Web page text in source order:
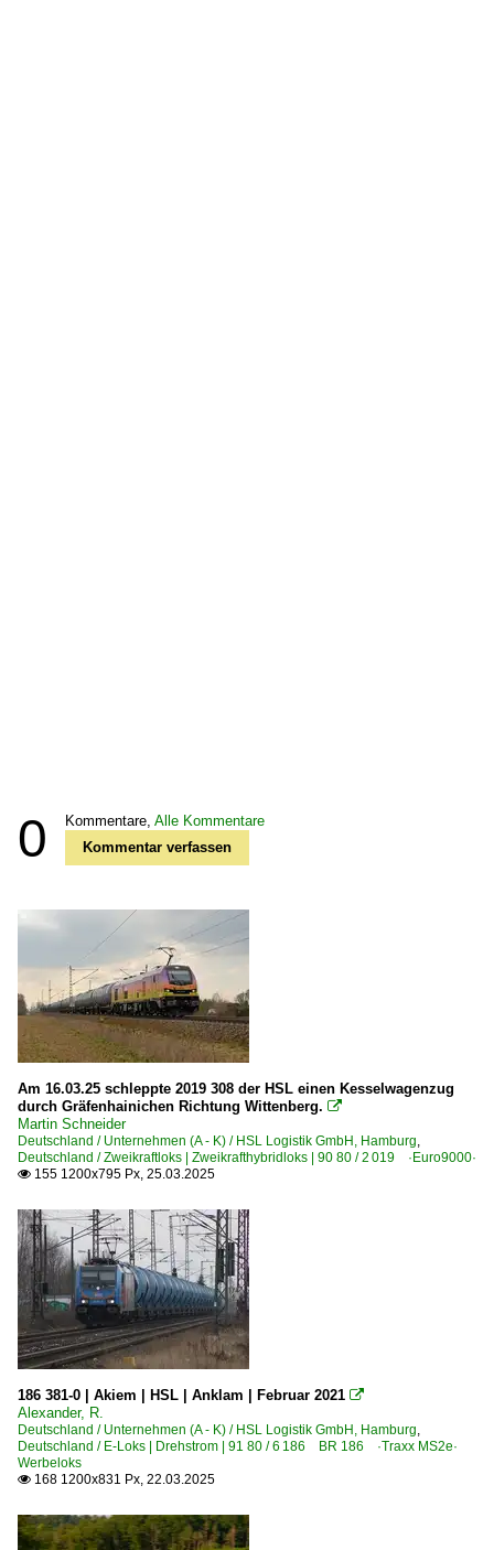
0 Kommentare, Alle Kommentare
Kommentar verfassen
Am 16.03.25 schleppte 2019 308 der HSL einen Kesselwagenzug
durch Gräfenhainichen Richtung Wittenberg. 
Martin Schneider
Deutschland / Unternehmen (A - K) / HSL Logistik GmbH, Hamburg,
Deutschland / Zweikraftloks | Zweikrafthybridloks | 90 80 / 2 019 ·Euro9000·
 155 1200x795 Px, 25.03.2025
186 381-0 | Akiem | HSL | Anklam | Februar 2021 
Alexander, R.
Deutschland / Unternehmen (A - K) / HSL Logistik GmbH, Hamburg,
Deutschland / E-Loks | Drehstrom | 91 80 / 6 186 BR 186 ·Traxx MS2e·
Werbeloks
 168 1200x831 Px, 22.03.2025